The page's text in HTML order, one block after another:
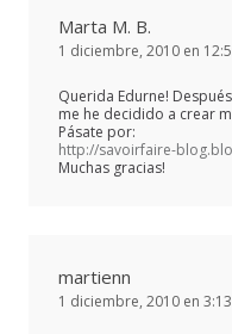
Marta M. B.
1 diciembre, 2010 en
Querida Edurne!
me he decidido a crear
Pásate por:
http://savoirfaire-
Muchas gracias!
martienn
1 diciembre, 2010 en